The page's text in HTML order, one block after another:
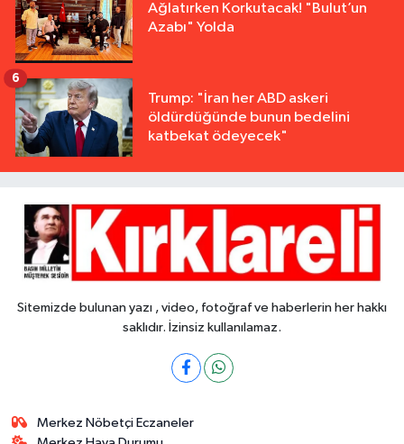
Ağlatırken Korkutacak! "Bulut’un
Azabı" Yolda
Trump: "İran her ABD askeri
öldürdüğünde bunun bedelini
katbekat ödeyecek"
6
Sitemizde bulunan yazı , video, fotoğraf ve haberlerin her hakkı
saklıdır. İzinsiz kullanılamaz.
Merkez Nöbetçi Eczaneler